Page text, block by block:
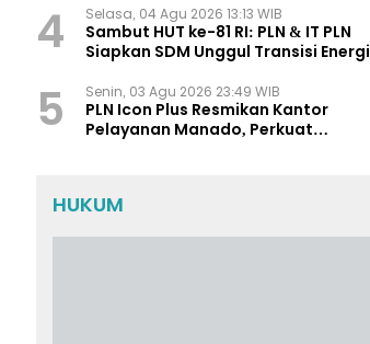
4 Selasa, 04 Agu 2026 13:13 WIB
Sambut HUT ke-81 RI: PLN & IT PLN
Siapkan SDM Unggul Transisi Energi
bagi Siswa SMA
5 Senin, 03 Agu 2026 23:49 WIB
PLN Icon Plus Resmikan Kantor
Pelayanan Manado, Perkuat
HUKUM